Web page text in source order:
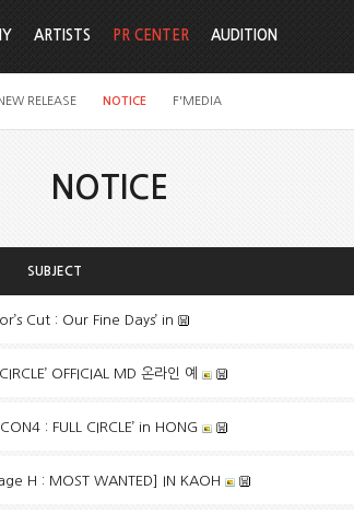
ARTISTS PR CENTER
NEW RELEASE NOTICE F'MEDIA
AUDITION
NOTICE
SUBJECT
Cut : Our Fine Days’ in
OFFICIAL MD 온라인 예
: FULL CIRCLE’ in HONG
H : MOST WANTED] IN KAOH